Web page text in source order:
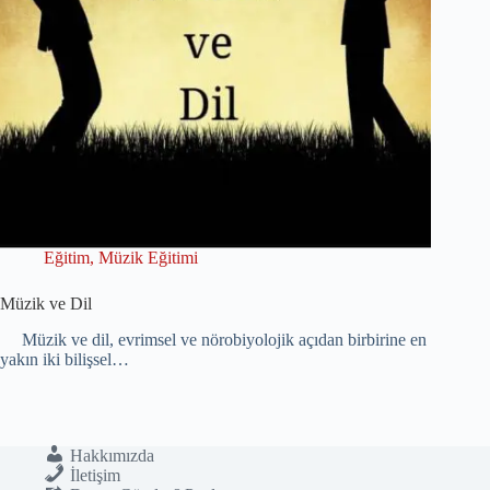
Eğitim, Müzik Eğitimi
Müzik ve Dil
Müzik ve dil, evrimsel ve nörobiyolojik açıdan birbirine en
yakın iki bilişsel…
Hakkımızda
İletişim